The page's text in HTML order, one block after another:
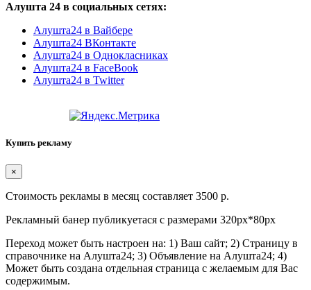
Алушта 24 в социальных сетях:
Алушта24 в Вайбере
Алушта24 ВКонтакте
Алушта24 в Однокласниках
Алушта24 в FaceBook
Алушта24 в Twitter
Купить рекламу
×
Стоимость рекламы в месяц составляет 3500 р.
Рекламный банер публикуетася с размерами 320px*80px
Переход может быть настроен на: 1) Ваш сайт; 2) Страницу в
справочнике на Алушта24; 3) Объявление на Алушта24; 4)
Может быть создана отдельная страница с желаемым для Вас
содержимым.